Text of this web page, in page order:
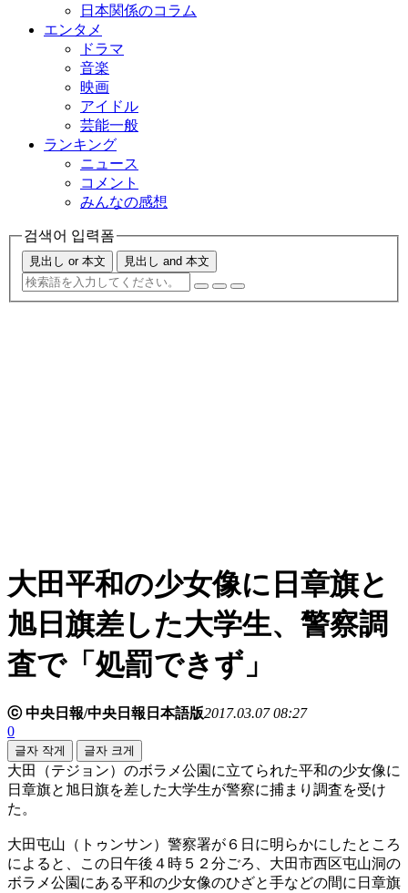
日本関係のコラム
エンタメ
ドラマ
音楽
映画
アイドル
芸能一般
ランキング
ニュース
コメント
みんなの感想
검색어 입력폼
見出し or 本文 見出し and 本文
大田平和の少女像に日章旗と
旭日旗差した大学生、警察調
査で「処罰できず」
ⓒ 中央日報/中央日報日本語版2017.03.07 08:27
0
글자 작게 글자 크게
大田（テジョン）のボラメ公園に立てられた平和の少女像に
日章旗と旭日旗を差した大学生が警察に捕まり調査を受け
た。
大田屯山（トゥンサン）警察署が６日に明らかにしたところ
によると、この日午後４時５２分ごろ、大田市西区屯山洞の
ボラメ公園にある平和の少女像のひざと手などの間に日章旗